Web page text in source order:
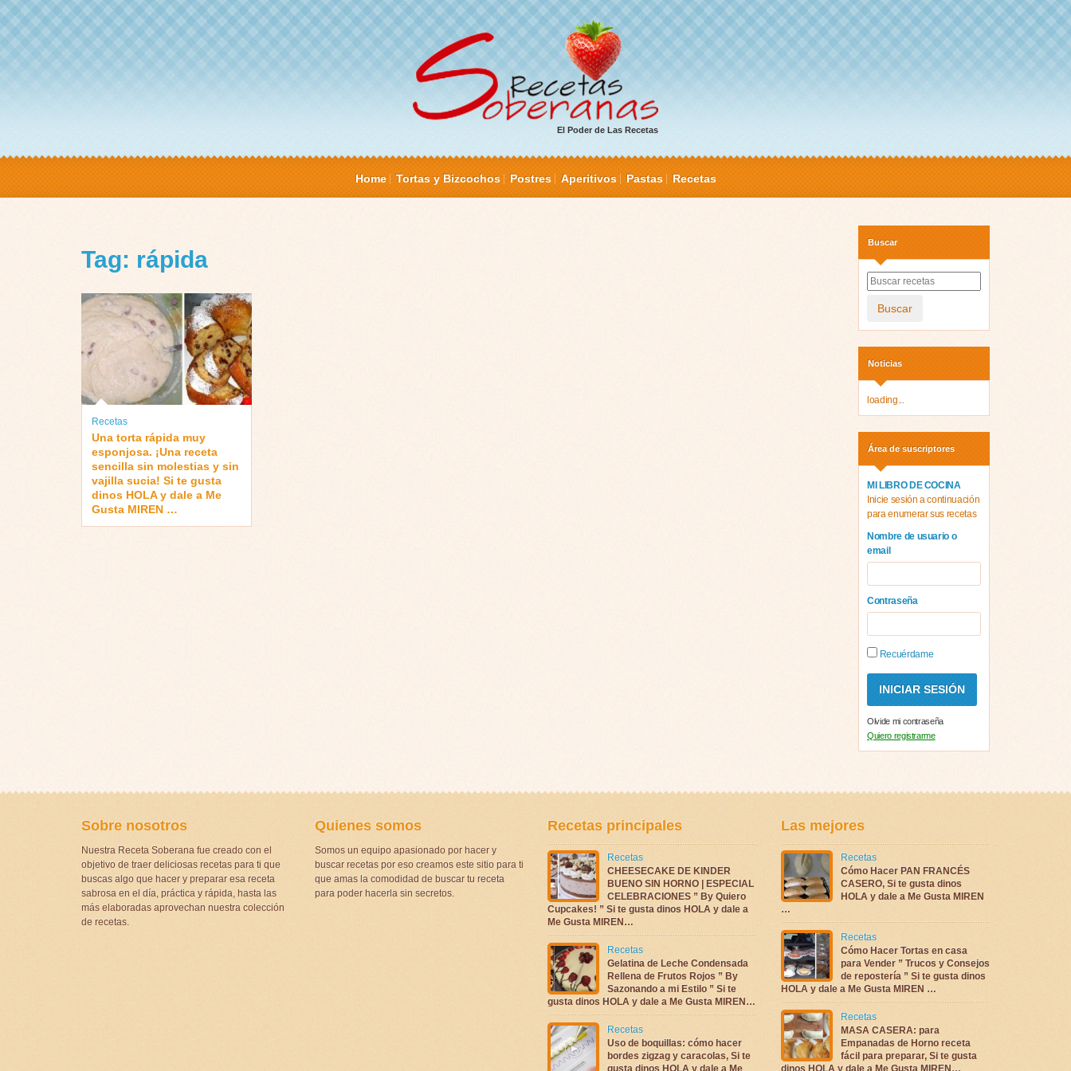
El Poder de Las Recetas
Home Tortas y Bizcochos Postres Aperitivos Pastas Recetas
Tag: rápida
Recetas
Una torta rápida muy
esponjosa. ¡Una receta
sencilla sin molestias y sin
vajilla sucia! Si te gusta
dinos HOLA y dale a Me
Gusta MIREN …
Buscar
Buscar
Noticias
loading...
Área de suscriptores
MI LIBRO DE COCINA
Inicie sesión a continuación
para enumerar sus recetas
Nombre de usuario o
email
Contraseña
Recuérdame
Olvide mi contraseña
Quiero registrarme
Sobre nosotros
Nuestra Receta Soberana fue creado con el
objetivo de traer deliciosas recetas para ti que
buscas algo que hacer y preparar esa receta
sabrosa en el día, práctica y rápida, hasta las
más elaboradas aprovechan nuestra colección
de recetas.
Quienes somos
Somos un equipo apasionado por hacer y
buscar recetas por eso creamos este sitio para ti
que amas la comodidad de buscar tu receta
para poder hacerla sin secretos.
Recetas principales
Recetas
CHEESECAKE DE KINDER
BUENO SIN HORNO | ESPECIAL
CELEBRACIONES ” By Quiero
Cupcakes! ” Si te gusta dinos HOLA y dale a
Me Gusta MIREN…
Recetas
Gelatina de Leche Condensada
Rellena de Frutos Rojos ” By
Sazonando a mi Estilo ” Si te
gusta dinos HOLA y dale a Me Gusta MIREN…
Recetas
Uso de boquillas: cómo hacer
bordes zigzag y caracolas, Si te
gusta dinos HOLA y dale a Me
Las mejores
Recetas
Cómo Hacer PAN FRANCÉS
CASERO, Si te gusta dinos
HOLA y dale a Me Gusta MIREN
…
Recetas
Cómo Hacer Tortas en casa
para Vender ” Trucos y Consejos
de repostería ” Si te gusta dinos
HOLA y dale a Me Gusta MIREN …
Recetas
MASA CASERA: para
Empanadas de Horno receta
fácil para preparar, Si te gusta
dinos HOLA y dale a Me Gusta MIREN…